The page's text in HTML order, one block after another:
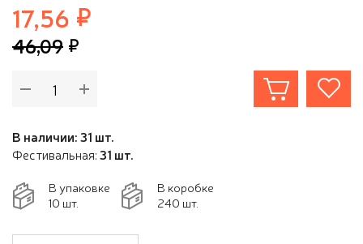
17,56
46,09
В наличии: 31 шт.
Фестивальная:31 шт.
В упаковке
10 шт.
В коробке
240 шт.